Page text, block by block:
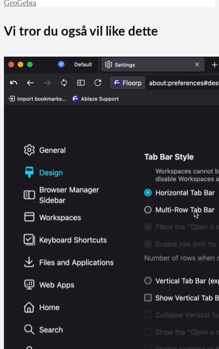
GeoGebra
Vi tror du også vil like dette